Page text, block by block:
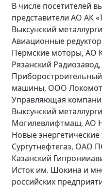
В числе посетителей
представители АО АК
Выксунский
Авиационные
Пермские моторы, АО
Рязанский
машины, ООО
Управляющая
Выксунский
Могилевлифтмаш, АО
Новые
Сургутнефтегаз,
Казанский
Исток им. Шокина и
российских